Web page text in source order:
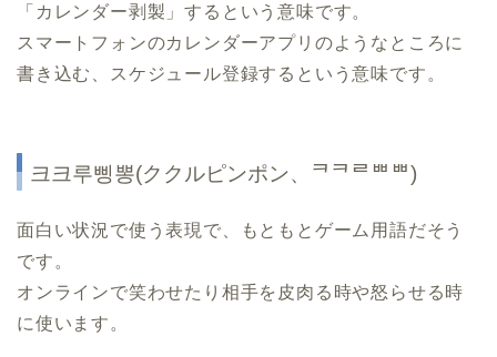
「カレンダー剥製」するという意味です。
スマートフォンのカレンダーアプリのようなところに
書き込む、スケジュール登録するという意味です。
크크루삥뽕(ククルピンポン、ᄏᄏᄅᄈᄈ)
面白い状況で使う表現で、もともとゲーム用語だそう
です。
オンラインで笑わせたり相手を皮肉る時や怒らせる時
に使います。